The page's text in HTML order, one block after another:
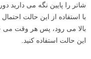
شاتر را پایین نگه می
با استفاده از این حالت
بالا می رود، پس هر وقت می
این حالت استفاده کنید.